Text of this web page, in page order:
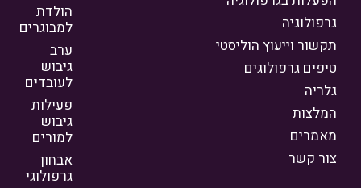
גרפולוגיה
תקשור וייעוץ הוליסטי
טיפים גרפולוגים
גלריה
המלצות
מאמרים
צור קשר
הולדת
למבוגרים
ערב
גיבוש
לעובדים
פעילות
גיבוש
למורים
אבחון
גרפולוגי